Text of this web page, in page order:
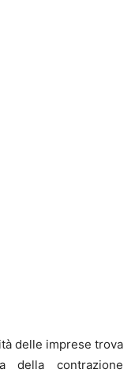
delle imprese trova
contrazione